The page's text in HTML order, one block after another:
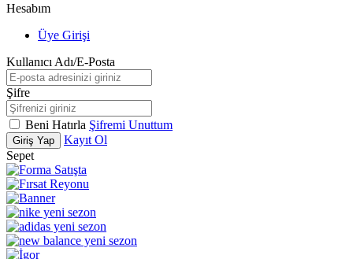
Hesabım
Üye Girişi
Kullanıcı Adı/E-Posta
Şifre
Beni Hatırla Şifremi Unuttum
Giriş Yap
Kayıt Ol
Sepet